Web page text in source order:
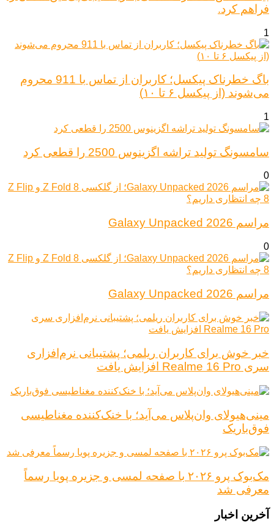
فراهم کرد.
1
باگ خطرناک پیکسل؛ کاربران از تماس با 911 محروم
می‌شوند (از پیکسل ۶ تا ۱۰)
1
سامسونگ تولید تراشه اگزینوس 2500 را قطعی کرد
0
مراسم Galaxy Unpacked 2026
0
مراسم Galaxy Unpacked 2026
خبر خوش برای کاربران ریلمی؛ پشتیبانی نرم‌افزاری
سری Realme 16 Pro افزایش یافت
مینی‌هیولای وان‌پلاس می‌آید؛ با خنک‌کننده مغناطیسی
فوق‌باریک
مک‌بوک پرو ۲۰۲۶ با صفحه لمسی و جزیره پویا رسماً
معرفی شد
آخرین اخبار